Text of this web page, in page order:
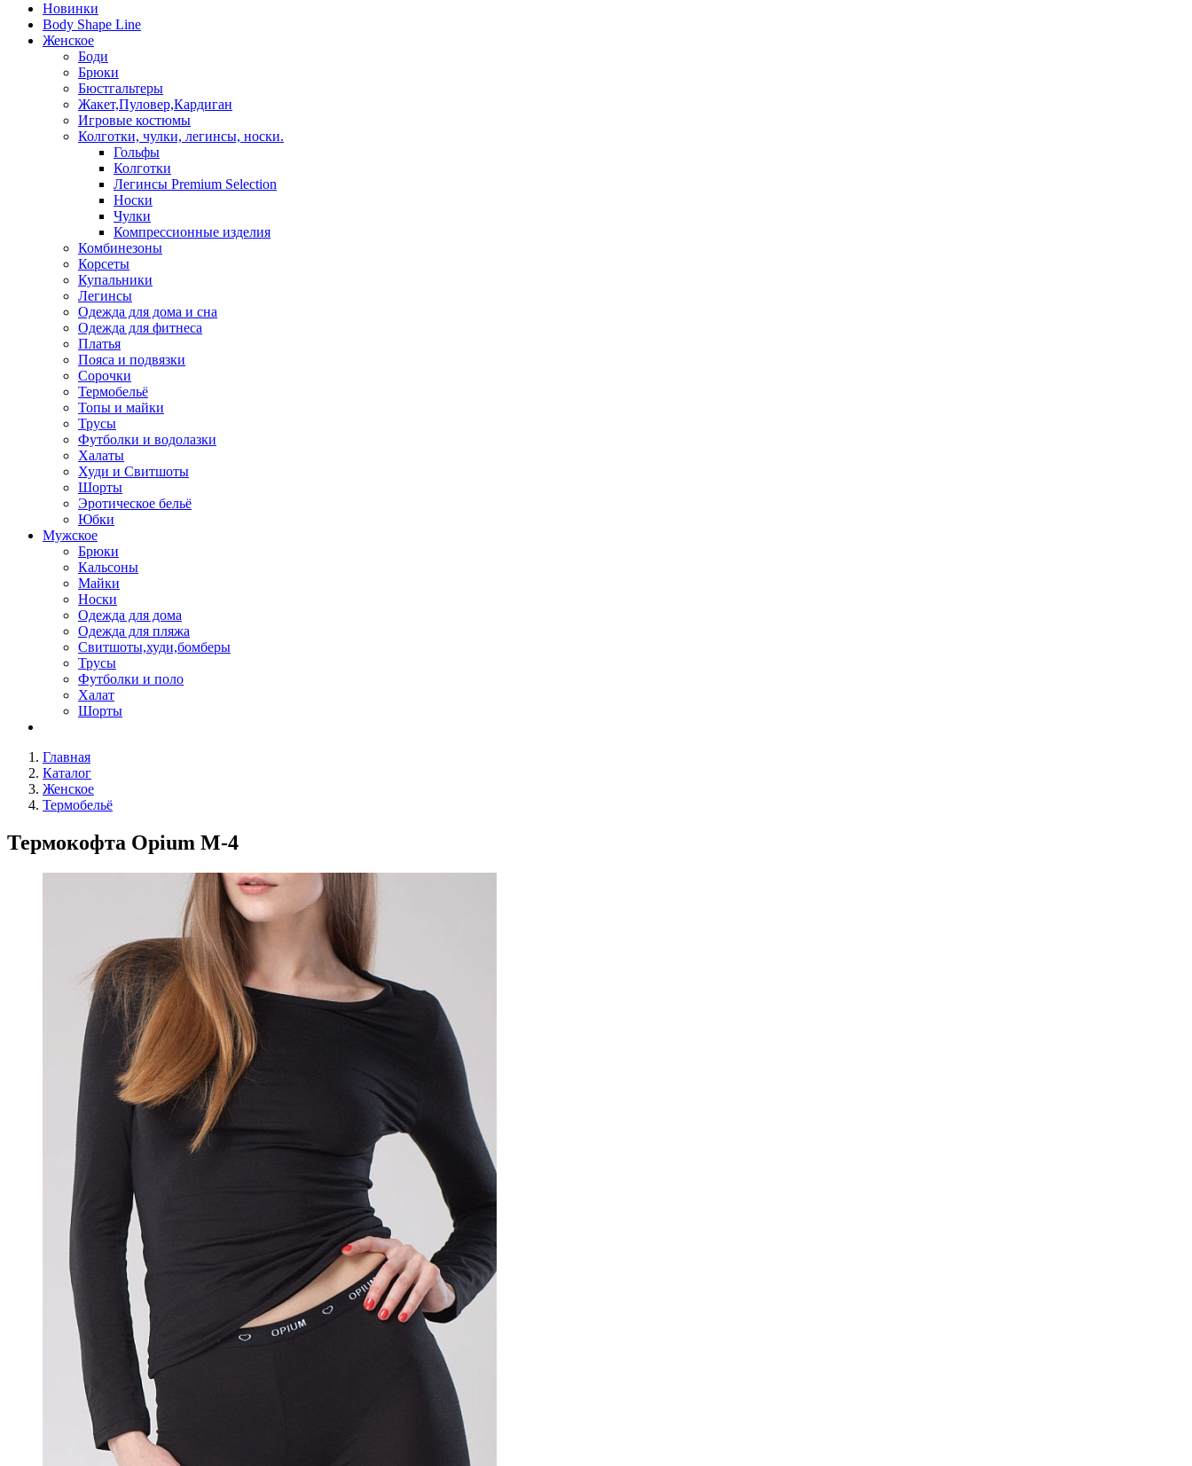
Новинки
Body Shape Line
Женское
Боди
Брюки
Бюстгальтеры
Жакет,Пуловер,Кардиган
Игровые костюмы
Колготки, чулки, легинсы, носки.
Гольфы
Колготки
Легинсы Premium Selection
Носки
Чулки
Компрессионные изделия
Комбинезоны
Корсеты
Купальники
Легинсы
Одежда для дома и сна
Одежда для фитнеса
Платья
Пояса и подвязки
Сорочки
Термобельё
Топы и майки
Трусы
Футболки и водолазки
Халаты
Худи и Свитшоты
Шорты
Эротическое бельё
Юбки
Мужское
Брюки
Кальсоны
Майки
Носки
Одежда для дома
Одежда для пляжа
Свитшоты,худи,бомберы
Трусы
Футболки и поло
Халат
Шорты
Главная
Каталог
Женское
Термобельё
Термокофта Opium M-4